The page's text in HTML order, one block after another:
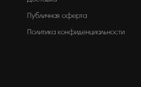
Публичная оферта
Политика конфиденциальности